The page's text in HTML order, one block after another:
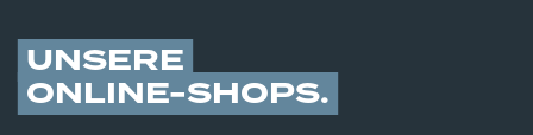
UNSERE
ONLINE-SHOPS